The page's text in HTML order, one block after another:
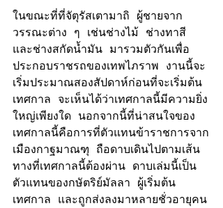
ในขณะที่ที่จัตุรัสเตามาถิ ผู้ชายจาก
วรรณะต่าง ๆ เช่นช่างไม้ ช่างทาสี
และช่างสกัดน้ำมัน มารวมตัวกันเพื่อ
ประกอบราชรถของเทพไภราพ งานนี้จะ
เริ่มประมาณสองสัปดาห์ก่อนที่จะเริ่มต้น
เทศกาล จะเห็นได้ว่าเทศกาลนี้มีความยิ่ง
ใหญ่เพียงใด นอกจากนี้ที่น่าสนใจของ
เทศกาลนี้คือการที่ตัวแทนข้าราชการจาก
เมืองกาฐมาณฑุ ถือดาบเดินไปตามเส้น
ทางที่เทศกาลนี้ต้องผ่าน ดาบเล่มนี้เป็น
ตัวแทนของกษัตริย์มัลลา ผู้เริ่มต้น
เทศกาล และถูกส่งลงมาหลายชั่วอายุคน